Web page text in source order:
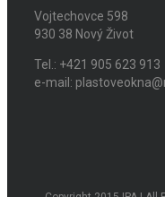
Vojtechovce 598
930 38 Nový Život
Tel.: +421 905 623 913
e-mail: